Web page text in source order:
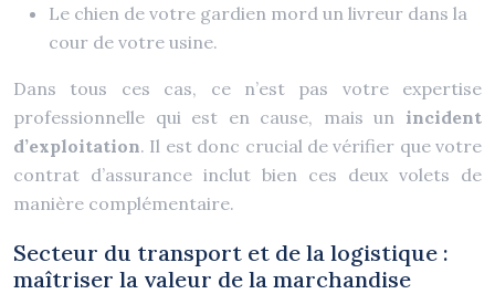
Le chien de votre gardien mord un livreur dans la
cour de votre usine.
Dans tous ces cas, ce n’est pas votre expertise
professionnelle qui est en cause, mais un incident
d’exploitation. Il est donc crucial de vérifier que votre
contrat d’assurance inclut bien ces deux volets de
manière complémentaire.
Secteur du transport et de la logistique :
maîtriser la valeur de la marchandise